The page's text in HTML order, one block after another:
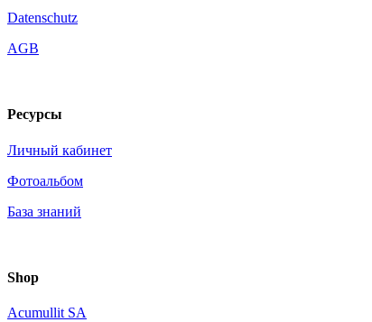
Datenschutz
AGB
Ресурсы
Личный кабинет
Фотоальбом
База знаний
Shop
Acumullit SA